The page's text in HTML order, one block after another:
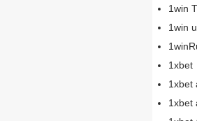
1win
1win
1xbet
1xbet
1xbet